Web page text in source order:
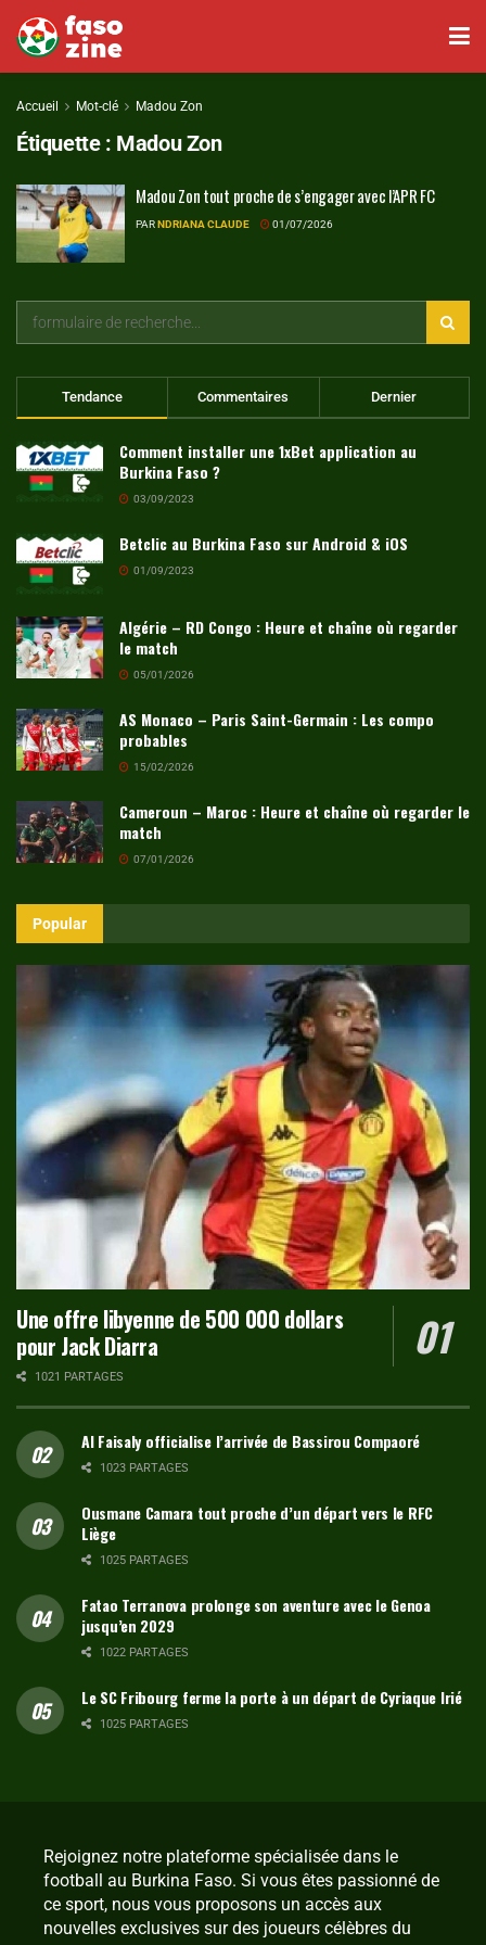
Accueil Mot-clé Madou Zon
Étiquette : Madou Zon
Madou Zon tout proche de s’engager avec l’APR FC
PARNDRIANA CLAUDE 01/07/2026
Tendance Commentaires Dernier
Comment installer une 1xBet application au
Burkina Faso ?
03/09/2023
Betclic au Burkina Faso sur Android & iOS
01/09/2023
Algérie – RD Congo : Heure et chaîne où regarder
le match
05/01/2026
AS Monaco – Paris Saint-Germain : Les compo
probables
15/02/2026
Cameroun – Maroc : Heure et chaîne où regarder le
match
07/01/2026
Popular
Une offre libyenne de 500 000 dollars
pour Jack Diarra
1021 PARTAGES
Al Faisaly officialise l’arrivée de Bassirou Compaoré
1023 PARTAGES
Ousmane Camara tout proche d’un départ vers le RFC
Liège
1025 PARTAGES
Fatao Terranova prolonge son aventure avec le Genoa
jusqu’en 2029
1022 PARTAGES
Le SC Fribourg ferme la porte à un départ de Cyriaque Irié
1025 PARTAGES
Rejoignez notre plateforme spécialisée dans le
football au Burkina Faso. Si vous êtes passionné de
ce sport, nous vous proposons un accès aux
nouvelles exclusives sur des joueurs célèbres du